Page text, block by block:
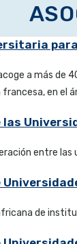
a más
francesa, en el
entre las
de